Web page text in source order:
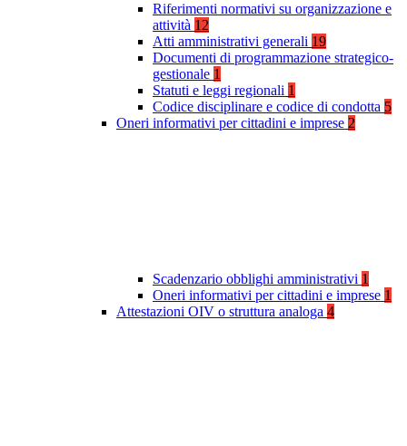
Riferimenti normativi su organizzazione e
attività 12
Atti amministrativi generali 19
Documenti di programmazione strategico-
gestionale 1
Statuti e leggi regionali 1
Codice disciplinare e codice di condotta 5
Oneri informativi per cittadini e imprese 2
Scadenzario obblighi amministrativi 1
Oneri informativi per cittadini e imprese 1
Attestazioni OIV o struttura analoga 4